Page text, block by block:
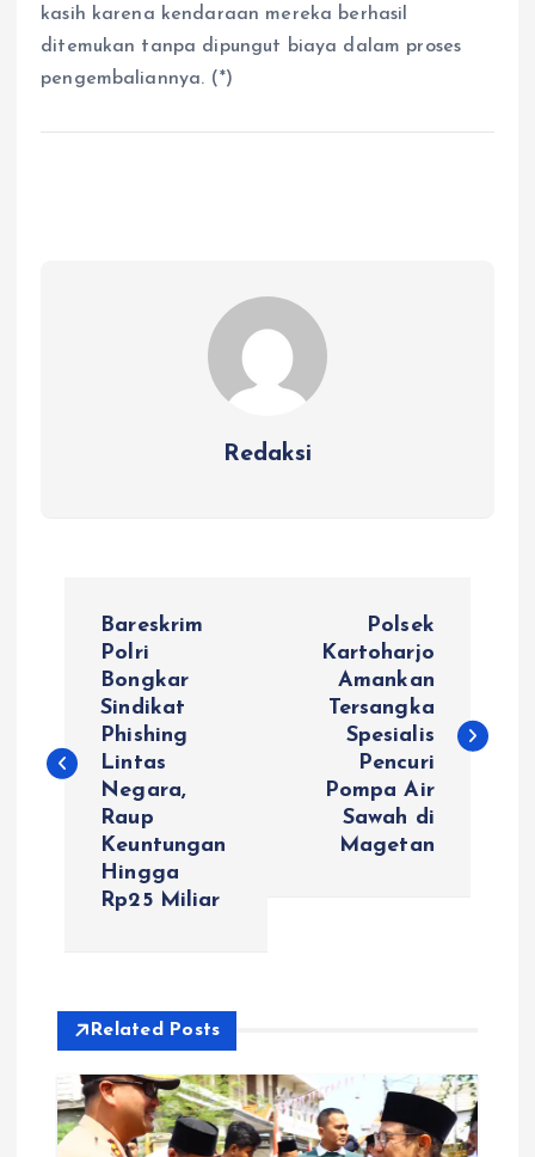
kasih karena kendaraan mereka berhasil
ditemukan tanpa dipungut biaya dalam proses
pengembaliannya. (*)
Redaksi
i
p
o
Bareskrim
Polri
Bongkar
Sindikat
Phishing
Lintas
Negara,
Raup
Keuntungan
Hingga
Rp25 Miliar
Polsek
Kartoharjo
Amankan
Tersangka
Spesialis
Pencuri
Pompa Air
Sawah di
Magetan
Related Posts